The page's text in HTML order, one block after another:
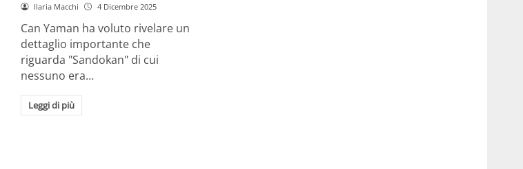
Ilaria Macchi 4 Dicembre 2025
Can Yaman ha voluto rivelare un
dettaglio importante che
riguarda "Sandokan" di cui
nessuno era…
Leggi di più